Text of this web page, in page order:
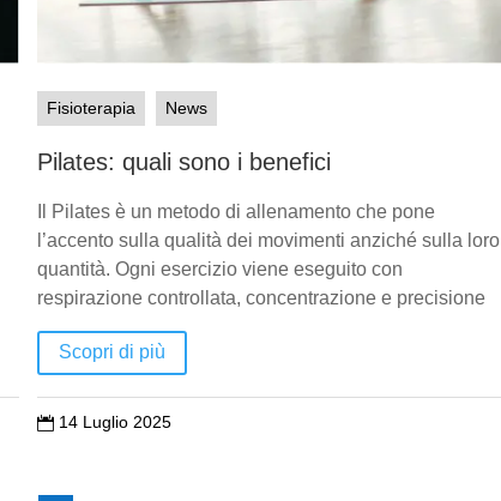
Fisioterapia News
Pilates: quali sono i benefici
Il Pilates è un metodo di allenamento che pone
l’accento sulla qualità dei movimenti anziché sulla loro
quantità. Ogni esercizio viene eseguito con
respirazione controllata, concentrazione e precisione
Scopri di più
 14 Luglio 2025